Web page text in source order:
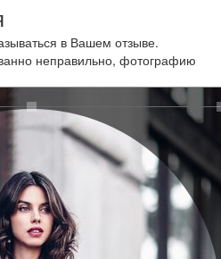
в Вашем отзыве.
неправильно, фотографию